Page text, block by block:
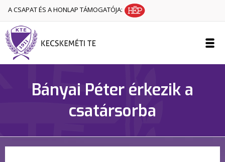
A CSAPAT ÉS A HONLAP TÁMOGATÓJA:
Bányai Péter érkezik a
csatársorba